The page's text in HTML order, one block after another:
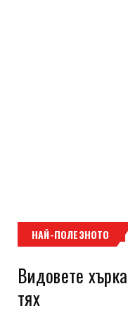
НАЙ-ПОЛЕЗНОТО
Uncategorized
Видовете
тях